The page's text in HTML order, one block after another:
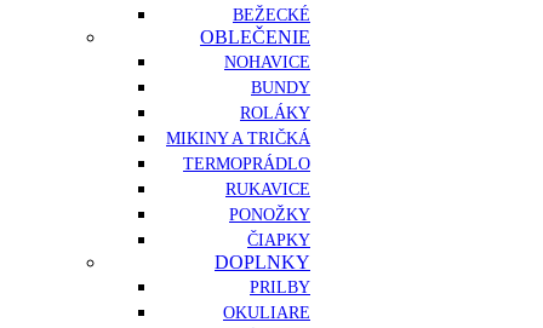
BEŽECKÉ
OBLEČENIE
NOHAVICE
BUNDY
ROLÁKY
MIKINY A TRIČKÁ
TERMOPRÁDLO
RUKAVICE
PONOŽKY
ČIAPKY
DOPLNKY
PRILBY
OKULIARE